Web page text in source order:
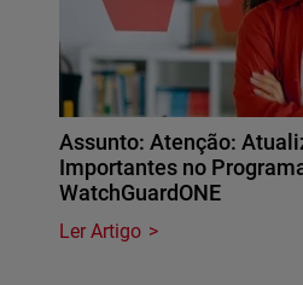
Assunto: Atenção:
Importantes no
WatchGuardONE
Ler Artigo